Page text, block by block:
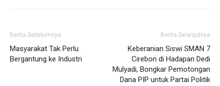
Berita Sebelumnya
Masyarakat Tak Perlu
Bergantung ke Industri
Berita Selanjutnya
Keberanian Siswi SMAN 7
Cirebon di Hadapan Dedi
Mulyadi, Bongkar Pemotongan
Dana PIP untuk Partai Politik